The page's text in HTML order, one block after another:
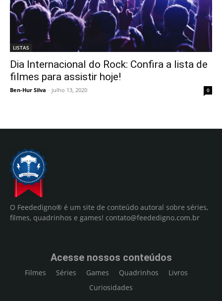
LISTAS
Dia Internacional do Rock: Confira a lista de
filmes para assistir hoje!
Ben-Hur Silva - julho 13, 2020 0
O Feededigno® é um site de conteúdo autoral sobre séries,
filmes, quadrinhos e games! contato@feededigno.com.br
Acesse nossos conteúdos
Filmes Séries Games Quadrinhos
Livros
Curiosidades